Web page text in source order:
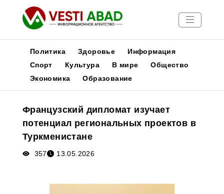
Новости
Медиа
Афиша
Политика Здоровье
Информация
Спорт
Культура В мире
Общество
Экономика
Образование
Французский дипломат изучает
потенциал региональных проектов в
Туркменистане
357 13.05.2026